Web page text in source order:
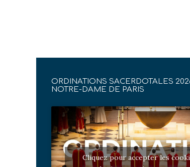
ORDINATIONS SACERDOTALES
NOTRE-DAME DE PARIS
Cliquez pour accepter les